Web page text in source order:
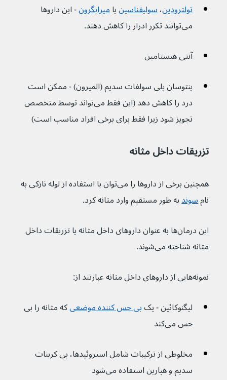
تولترودین، سولیفناسینیا میرابگرون- این داروها
می‌توانند تکرر ادرار را کاهش دهند.
آنتی هیستامین
پنتوسان پلی سولفات سدیم (المیرون) - ممکن است
درد را کاهش دهد (این فقط می‌تواند توسط متخصص
تجویز شود زیرا فقط برای برخی افراد مناسب است)
تزریقات داخل مثانه
همچنین برخی از داروها را می‌توان با استفاده از لوله نازکی به
نام سوند به طور مستقیم وارد مثانه کرد.
این درمان‌ها به عنوان داروهای داخل مثانه یا تزریقات داخل
مثانه شناخته می‌شوند.
نمونه‌هایی از داروهای داخل مثانه عبارتند از:
لیگنوکائین - یک بی حس کننده موضعیکه مثانه را بی
حس می‌کند
مخلوطی از ترکیبات شامل استروئیدها، بی کربنات
سدیم و هپارین استفاده می‌شود